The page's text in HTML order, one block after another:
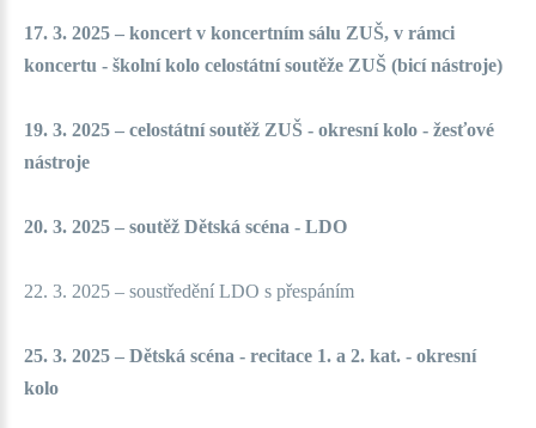
17. 3. 2025 – koncert v koncertním sálu ZUŠ, v rámci
koncertu - školní kolo celostátní soutěže ZUŠ (bicí nástroje)
19. 3. 2025 – celostátní soutěž ZUŠ - okresní kolo - žesťové
nástroje
20. 3. 2025 – soutěž Dětská scéna - LDO
22. 3. 2025 – soustředění LDO s přespáním
25. 3. 2025 – Dětská scéna - recitace 1. a 2. kat. - okresní
kolo